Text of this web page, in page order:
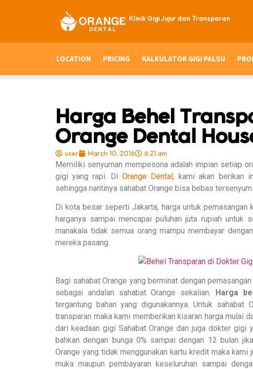
Klinik Gigi Jujur dan Transparan
LOCATION PRICING KALKULATOR GIGI PALSU
Harga Behel
Orange Dental
user March 10, 2016 6:21 am
Memiliki senyuman mempesona adalah impian setiap
gigi yang rapi. DiOrange Dental,kami akan berikan
sehingga nantinya sahabat Orange bisa bebas
Di kota besar seperti Jakarta, harga untuk pemasangan
harganya sampai mencapai puluhan juta rupiah
manakala tidak semua orang mampu membayar
mereka pasang.
Bagi sahabat Orange yang berminat dengan
sebagai andalan sahabat Orange sekalian. Harga
tergantung bahan yang digunakannya. Untuk
transparan maka kami memberikan kisaran harga mulai
dari keadaan gigi Sahabat Orange dan juga dokter gigi
bahkan dengan bunga 0% sampai dengan 12 bulan
Orange yang tidak menggunakan kartu kredit maka
muka maupun pembayaran keseluruhan sampai